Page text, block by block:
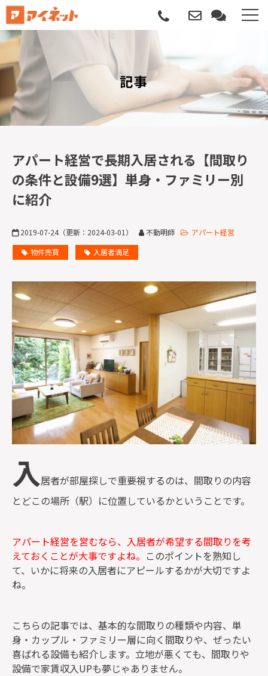
選ばれる理由
導入について
サポートについて
記事
サービス説明動画
監修者一覧
記事
アパート経営で長期入居される【間取り
の条件と設備9選】単身・ファミリー別
に紹介
2019-07-24（更新： 2024-03-01 ） 不動明師
アパート経営
物件売買
入居者満足
入居者が部屋探しで重要視するのは、間取りの内容
とどこの場所（駅）に位置しているかということです。
アパート経営を営むなら、入居者が希望する間取りを考
えておくことが大事ですよね。 このポイントを熟知し
て、いかに将来の入居者にアピールするかが大切ですよ
ね。
こちらの記事では、基本的な間取りの種類や内容、単
身・カップル・ファミリー層に向く間取りや、ぜったい
喜ばれる設備も紹介します。立地が悪くても、間取りや
設備で家賃収入UPも夢じゃありません。